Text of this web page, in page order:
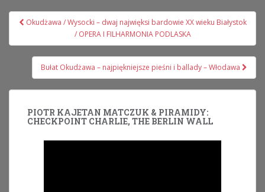
Nawigacja
Okudżawa / Wysocki – dwaj najwięksi bardowie XX wieku Białystok
/ OPERA I FILHARMONIA PODLASKA
Bułat Okudżawa – najpiękniejsze pieśni i ballady – Włodawa
PIOTR KAJETAN MATCZUK & PIRAMIDY:
CHECKPOINT CHARLIE, THE BERLIN WALL